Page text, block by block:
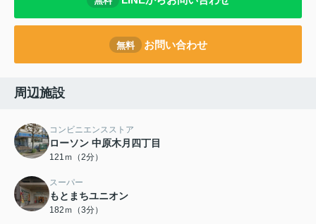
無料 お問い合わせ
周辺施設
コンビニエンスストア
ローソン 中原木月四丁目
121ｍ（2分）
スーパー
もとまちユニオン
182ｍ（3分）